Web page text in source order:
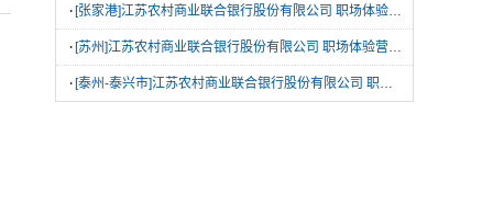
· [张家港]江苏农村商业联合银行股份有限公司 职场体验营-60名
· [苏州]江苏农村商业联合银行股份有限公司 职场体验营-50名
· [泰州-泰兴市]江苏农村商业联合银行股份有限公司 职场体验营-60名